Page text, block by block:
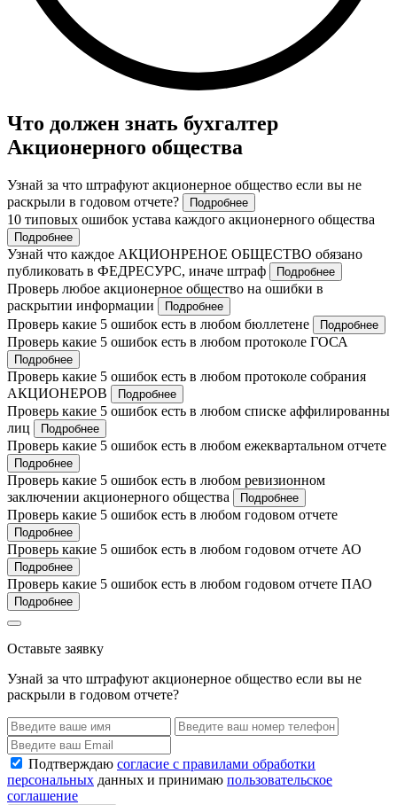
Что должен знать бухгалтер
Акционерного общества
Узнай за что штрафуют акционерное общество если вы не
раскрыли в годовом отчете?
Подробнее
10 типовых ошибок устава каждого акционерного общества
Подробнее
Узнай что каждое АКЦИОНРЕНОЕ ОБЩЕСТВО обязано
публиковать в ФЕДРЕСУРС, иначе штраф
Подробнее
Проверь любое акционерное общество на ошибки в
раскрытии информации
Подробнее
Проверь какие 5 ошибок есть в любом бюллетене Подробнее
Проверь какие 5 ошибок есть в любом протоколе ГОСА
Подробнее
Проверь какие 5 ошибок есть в любом протоколе собрания
АКЦИОНЕРОВ
Подробнее
Проверь какие 5 ошибок есть в любом списке аффилированны
лиц
Подробнее
Проверь какие 5 ошибок есть в любом ежеквартальном отчете
Подробнее
Проверь какие 5 ошибок есть в любом ревизионном
заключении акционерного общества
Подробнее
Проверь какие 5 ошибок есть в любом годовом отчете
Подробнее
Проверь какие 5 ошибок есть в любом годовом отчете АО
Подробнее
Проверь какие 5 ошибок есть в любом годовом отчете ПАО
Подробнее
Оставьте заявку
Узнай за что штрафуют акционерное общество если вы не
раскрыли в годовом отчете?
Подтверждаю согласие с правилами обработки
персональных данных и принимаю пользовательское
соглашение